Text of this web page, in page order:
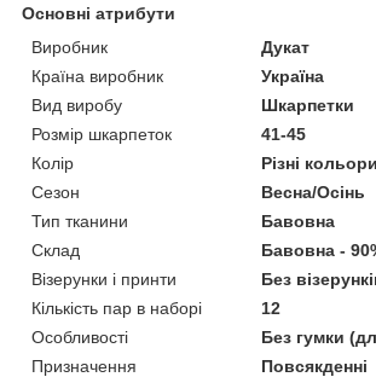
Основні атрибути
Виробник
Дукат
Країна виробник
Україна
Вид виробу
Шкарпетки
Розмір шкарпеток
41-45
Колір
Різні кольори
Сезон
Весна/Осінь
Тип тканини
Бавовна
Склад
Бавовна -
Візерунки і принти
Без
Кількість пар в наборі
12
Особливості
Без гумки
Призначення
Повсякденні